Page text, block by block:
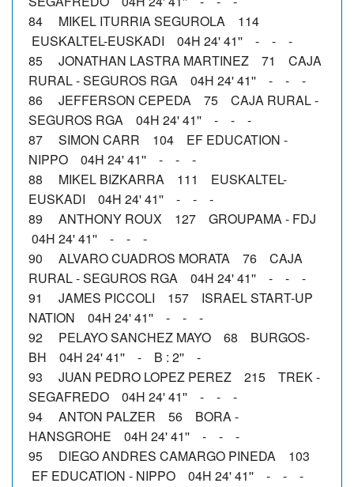
84 MIKEL ITURRIA SEGUROLA 114
EUSKALTEL-EUSKADI 04H 24' 41'' - - -
85 JONATHAN LASTRA MARTINEZ 71 CAJA
RURAL - SEGUROS RGA 04H 24' 41'' - - -
86 JEFFERSON CEPEDA 75 CAJA RURAL -
SEGUROS RGA 04H 24' 41'' - - -
87 SIMON CARR 104 EF EDUCATION -
NIPPO 04H 24' 41'' - - -
88 MIKEL BIZKARRA 111 EUSKALTEL-
EUSKADI 04H 24' 41'' - - -
89 ANTHONY ROUX 127 GROUPAMA - FDJ
04H 24' 41'' - - -
90 ALVARO CUADROS MORATA 76 CAJA
RURAL - SEGUROS RGA 04H 24' 41'' - - -
91 JAMES PICCOLI 157 ISRAEL START-UP
NATION 04H 24' 41'' - - -
92 PELAYO SANCHEZ MAYO 68 BURGOS-
BH 04H 24' 41'' - B : 2'' -
93 JUAN PEDRO LOPEZ PEREZ 215 TREK -
SEGAFREDO 04H 24' 41'' - - -
94 ANTON PALZER 56 BORA -
HANSGROHE 04H 24' 41'' - - -
95 DIEGO ANDRES CAMARGO PINEDA 103
EF EDUCATION - NIPPO 04H 24' 41'' - - -